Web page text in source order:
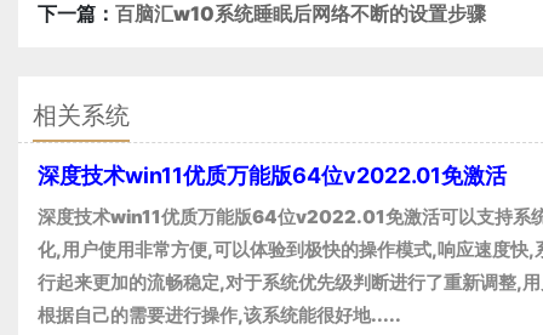
下一篇： 百脑汇w10系统睡眠后网络不断的设置步骤
相关系统
深度技术win11优质万能版64位v2022.01免激活
深度技术win11优质万能版64位v2022.01免激活可以支持系
化,用户使用非常方便,可以体验到极快的操作模式,响应速度快,
行起来更加的流畅稳定,对于系统优先级判断进行了重新调整,
根据自己的需要进行操作,该系统能很好地.....